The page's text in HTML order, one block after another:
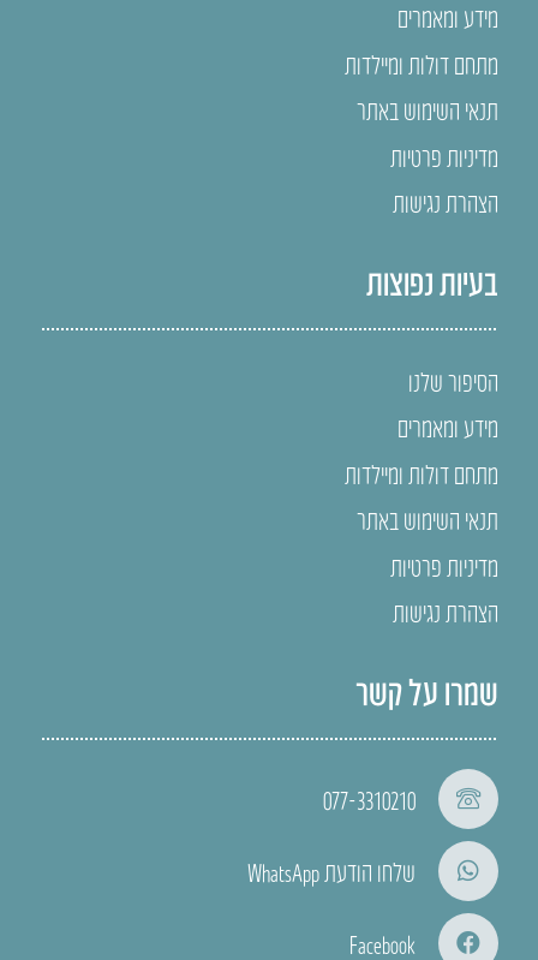
מידע ומאמרים
מתחם דולות ומיילדות
תנאי השימוש באתר
מדיניות פרטיות
הצהרת נגישות
בעיות נפוצות
הסיפור שלנו
מידע ומאמרים
מתחם דולות ומיילדות
תנאי השימוש באתר
מדיניות פרטיות
הצהרת נגישות
שמרו על קשר
077-3310210
שלחו הודעת WhatsApp
Facebook